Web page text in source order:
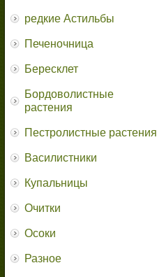
редкие Астильбы
Печеночница
Бересклет
Бордоволистные
растения
Пестролистные растения
Василистники
Купальницы
Очитки
Осоки
Разное